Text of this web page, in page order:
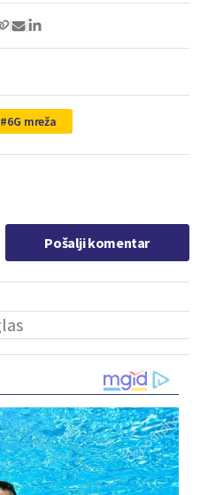
6G mreža
Pošalji komentar